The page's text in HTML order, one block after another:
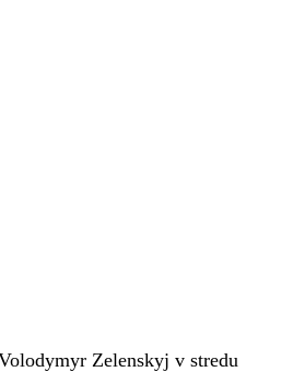
Zelenskyj v stredu